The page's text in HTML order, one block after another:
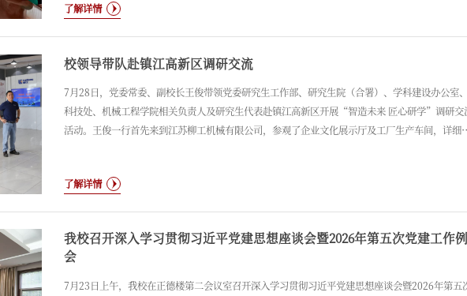
绕树立和践行正确政绩观作交流发言。
了解详情
校领导带队赴镇江高新区调研交流
7月28日，党委常委、副校长王俊带领党委研究生工作部、研究生院（合署）、学科建设办公室、
科技处、机械工程学院相关负责人及研究生代表赴镇江高新区开展“智造未来 匠心研学”调研交
活动。王俊一行首先来到江苏柳工机械有限公司，参观了企业文化展示厅及工厂生产车间，详细
产、核心零部件自主研发等领域的发展现状、技术优势与未来规划。座谈会上，双方共同观看了企
了解详情
我校召开深入学习贯彻习近平党建思想座谈会暨2026年第五次党建工作例
会
7月23日上午，我校在正德楼第二会议室召开深入学习贯彻习近平党建思想座谈会暨2026年第五